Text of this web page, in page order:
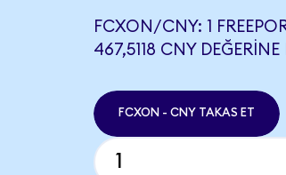
FCXON/CNY: 1
467,5118 CNY DEĞERINE
FCXON - CNY TAKAS ET